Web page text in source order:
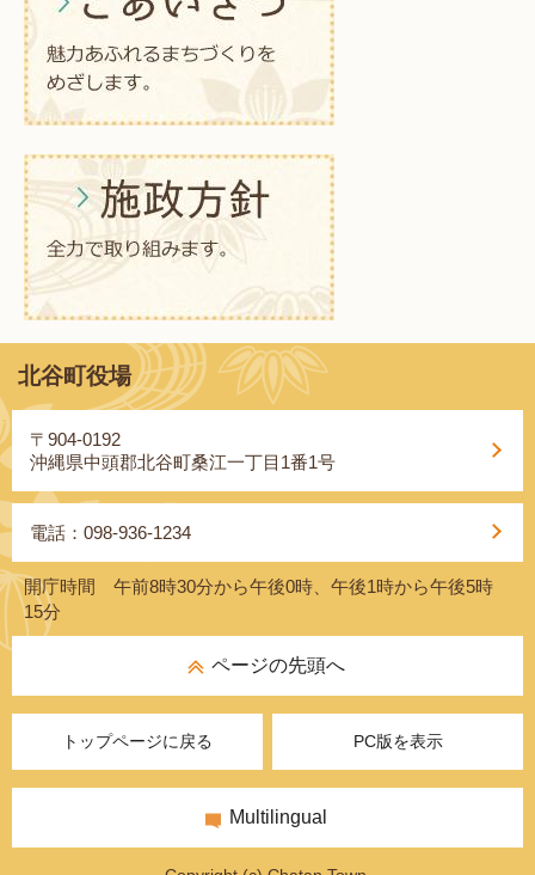
北谷町役場
〒904-0192
沖縄県中頭郡北谷町桑江一丁目1番1号
電話：098-936-1234
開庁時間 午前8時30分から午後0時、午後1時から午後5時
15分
ページの先頭へ
トップページに戻る PC版を表示
Multilingual